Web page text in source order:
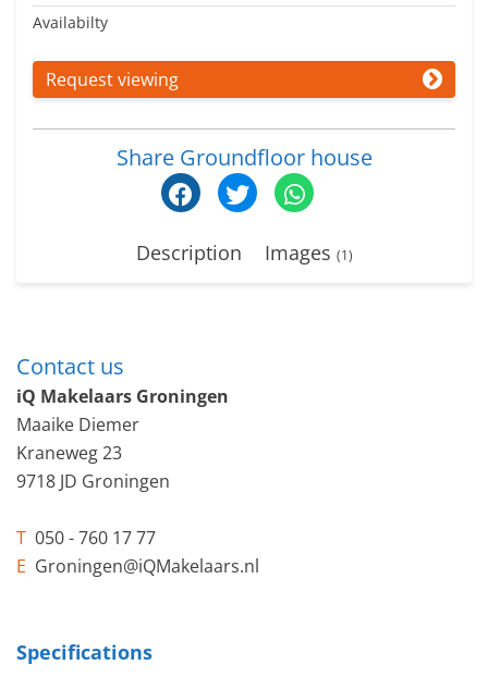
Availabilty
Request viewing
Share Groundfloor house
Description Images (1)
Contact us
iQ Makelaars Groningen
Maaike Diemer
Kraneweg 23
9718 JD Groningen
T 050 - 760 17 77
E Groningen@iQMakelaars.nl
Specifications